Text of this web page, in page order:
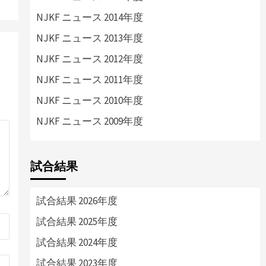
NJKF ニュース 2014年度
NJKF ニュース 2013年度
NJKF ニュース 2012年度
NJKF ニュース 2011年度
NJKF ニュース 2010年度
NJKF ニュース 2009年度
試合結果
試合結果 2026年度
試合結果 2025年度
試合結果 2024年度
試合結果 2023年度